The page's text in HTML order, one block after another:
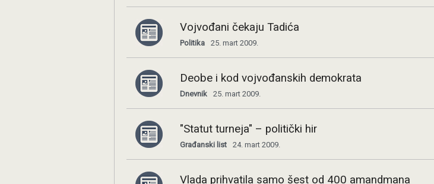
Vojvođani čekaju Tadića
Politika 25. mart 2009.
Deobe i kod vojvođanskih demokrata
Dnevnik 25. mart 2009.
"Statut turneja" – politički hir
Građanski list 24. mart 2009.
Vlada prihvatila samo šest od 400 amandmana